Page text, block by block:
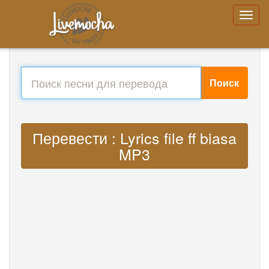
Поиск
Перевести : Lyrics file ff biasa
MP3